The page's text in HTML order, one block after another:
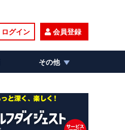
ログイン 会員登録
その他